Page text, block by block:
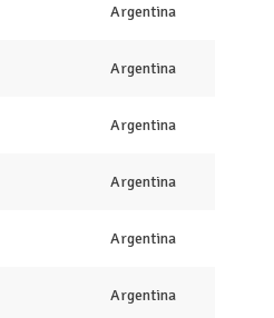
Argentina
Argentina
Argentina
Argentina
Argentina
Argentina